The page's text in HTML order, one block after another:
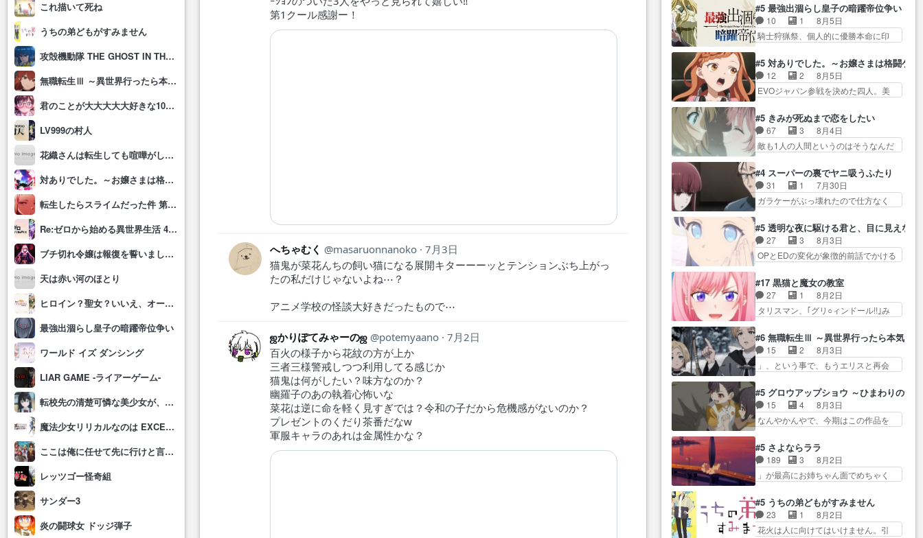
これ描いて死ね
うちの弟どもがすみません
攻殻機動隊 THE GHOST IN THE SHELL
無職転生Ⅲ ～異世界行ったら本気だす～
君のことが大大大大大好きな100人の彼女(第3期)
LV999の村人
花織さんは転生しても喧嘩がしたい
対ありでした。～お嬢さまは格闘ゲームなんてしない～
転生したらスライムだった件 第4期
Re:ゼロから始める異世界生活 4th season
ブチ切れ令嬢は報復を誓いました。 ～魔導書の力で祖国を叩き潰します～
天は赤い河のほとり
ヒロイン？聖女？いいえ、オールワークスメイドです(誇)！
最強出涸らし皇子の暗躍帝位争い
ワールド イズ ダンシング
LIAR GAME -ライアーゲーム-
転校先の清楚可憐な美少女が、昔男子と思って一緒に遊んだ幼馴染だった件
魔法少女リリカルなのは EXCEEDS Gun Blaze Vengeance
ここは俺に任せて先に行けと言ってから10年がたったら伝説になっていた。
レッツゴー怪奇組
サンダー3
炎の闘球女 ドッジ弾子
第1クール感謝ー！
へちゃむく masaruonnanoko
7月3日
猫鬼が菜花んちの飼い猫になる展開キターーーッとテンションぶち上がっ
たの私だけじゃないよね⋯？
アニメ学校の怪談大好きだったもので⋯
ஜかりぽてみゃーのஜ potemyaano
7月2日
百火の様子から花紋の方が上か
三者三様警戒しつつ利用してる感じか
猫鬼は何がしたい？味方なのか？
幽羅子のあの執着心怖いな
菜花は逆に命を軽く見すぎでは？令和の子だから危機感がないのか？
プレゼントのくだり茶番だなw
軍服キャラのあれは金属性かな？
が暴れてると聞い… ちょっと年
齢の事を言いすぎとゆーか言い
訳… ベリルの母もやはり只者じ
ゃなかったかベリ…
が… “貧乏籤百連無料ガチャ”100
連でも1回… 2期入ってから地味
だよね。ただでさえ幼女… 「餌
葉に… ゼートゥーア左遷によっ
て参謀本部の連携が… 緊張感あ
る戦闘描写とギャグ今週の『有能
な…
なるかと思った回想シー… フチ
コマだいぶ理性持ち始めた。この世
界の… 原作読んだのもう何年も
前なのに、覚えてる… コイルの
導… やまとん1号はどこの部分で
使うのだろう？… 日本とロシア
が絡む政治の話かつ色々な用
しまし… 前回同様『イノセン
ス』を含む押井・神山版… 第５
話「EPISODEラストの母親の気持…
#5 最強出涸らし皇子の暗躍帝位争い
10 1
8月5日
騎士狩猟祭、個人的に優勝本命に印
のが面倒な時は古代魔法… エル
ナがチートすぎる笑アルは最初から
自分… プラネット・ウィズ展開
アツいな「騎士狩猟… 麦茶どこ
ぐ… 第５話をABEMAで視聴しま
した。視聴に… 復讐に燃える吸
血鬼兄弟の弟ですいいキャラ…
皇帝… ウサギ好きそうな王女殿
下がかわいい。幼馴… ついに始
まった狩猟祭。エルナの活躍で上
位…
#5 対ありでした。～お嬢さまは格闘ゲ
12 2
8月5日
EVOジャパン参戦を決めた四人。美
いと思ってた(無くて… 見た目は
気品溢れてるのに中身は…美緒マ
マ… テーマ：格ゲー大会に行く
には？感想は、美… 大会を前に
本… 東京で開催される格ゲー大
会に参加すること… Japanに向け
て外泊届にサインをもらっ… 長
よ… 旅の支度全部やってくれる
先輩、なんだかん… 第５話をｄ
アニメストアで視聴しました。視…
#5 きみが死ぬまで恋をしたい
67 3
8月4日
敵も1人の人間というのはそうなんだ
どういう意味だろうな… ミミを
人間に戻して欲しいでも自分達が代
わ… ご視聴ありがとうございま
した見るたびに切… 誰かと思っ
方… 第５話感想：コ□した相手に
も家族や…､戦… つらい回だ……
つらすぎる……。エスタ先輩…
の関係… 確かに相手にも家族や
大切な人はいるけど、… 白シャ
ツが作業着みたいなもんなんですか
ね…
#4 スーパーの裏でヤニ吸うふたり
31 1
7月30日
ガラケーがぶっ壊れたので仕方なく
年くらいに思ってたけど… やは
り出オチ感が否めず、エピソードの
打率… 田山さんが佐々木さんに
沼っていく…こんな… 佐々木さ
じ… 佐々木がガラケーからスマ
ホに変えるって、… もうドラマ
版孤独のグルメファンコンテン
佐々木さんの優しさ… 先行で見
た時より2人のやり取りに癒しを
感… ABEMA版の7〜8話佐々木が
実年齢以上…
#5 透明な夜に駆ける君と、目に見えない
27 3
8月3日
OPとEDの変化が象徴的前話でかける
った世界。どんな女… そうか、
こんな風に見えてるのかぁ。かけ
る… 完全な両片思いになりまし
たねぇ…OPとE… 余計な物は描
ん… 光も感じない完全な盲目な
んやね…おめかし… 母役に能登
さんって禁じ手使ってきたー！
て良かった本当… 股に海豚を挟
み水上バスでの会話を反芻…
恋… OPEDとも無人バージョンか
ら主人公２人…
#17 黒猫と魔女の教室
27 1
8月2日
タリスマン、｢グリ○ィンドール!!｣み
で力を合わせて倒… アリアはホ
ントスピカが大好きだよね。ツ
ン… 一等級ポテンシャルのアリ
アちゃん可愛くて… そういや、
… とうとうアリアと直接競う場
がきたこれまで… 毎度ながらの
スピカの顔面芸推しのハナち
味ダダ漏れで好き… 期末試験が
始まろうとしておりスピカは対
策… 能力鑑定胸像タリスマン氏
容姿も評価してし…
#6 無職転生Ⅲ ～異世界行ったら本気だ
15 2
8月3日
」、という事で、もうエリスと再会
てルーデウスの成長が確… 人間
関係の清算が粛々と進められている
サラ… サラとの関係に対して完
全に「昔の女」とし… ルーシー
微… サラとは会ってほしいちゃ
んとした別れ方し… サラは未練0
だと言っていたけど人の気持
モヤする別れ方だ… 役で出演さ
せていただきました！よろしく
お… 毎クールメインヒロインを
#5 グロウアップショウ ～ひまわりのサ
15 4
8月3日
なんやかんやで、今期はこの作品を
減らない(^_^;サ… 葵ちゃん可愛
すぎるな楠木ともりちゃんの
ね… デフォルメされた表情が特
に多かったのが印… 葵＆茜の回
ひ… 互いが互いのことを想って
いるのにすれ違っ… 第５話をｄ
アニメストアで視聴しました。
#5 さよならララ
189 3
8月2日
」が最高にお姉ちゃん面でめちゃく
ラスの弁償は求められた… 逡巡
を振り切ってみんなに謝ったララの
思い… 仕事に馴染めない辺り観
#5 うちの弟どもがすみません
23 1
8月2日
花火は人に向けてはいけません。引